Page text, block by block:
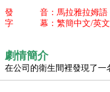
發 音：馬拉雅拉姆語
字 幕：繁簡中文/英文
劇情簡介
在公司的衛生間裡發現了一